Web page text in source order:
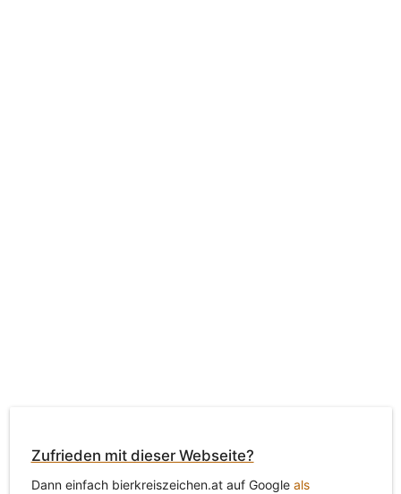
Zufrieden mit dieser Webseite?
Dann einfach bierkreiszeichen.at auf Google als